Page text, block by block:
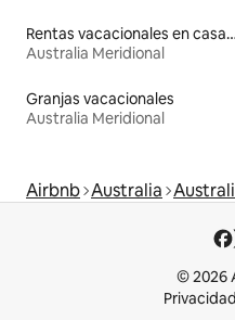
Rentas vacacionales
Australia Meridional
Granjas vacacionales
Australia Meridional
Airbnb Australia
© 2026
Privacidad